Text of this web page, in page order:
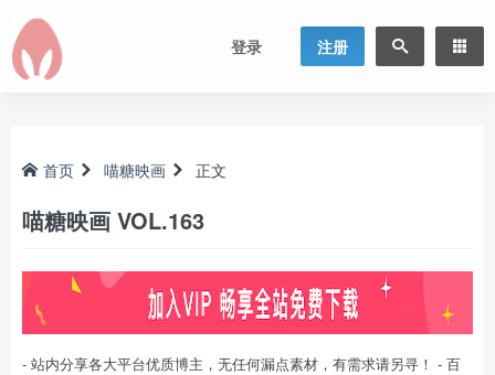
登录 注册
首页 喵糖映画 正文
喵糖映画 VOL.163
- 站内分享各大平台优质博主，无任何漏点素材，有需求请另寻！ - 百